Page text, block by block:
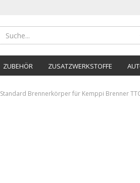
ZUBEHÖR ZUSATZWERKSTOFFE
Standard Brennerkörper für Kemppi Brenner